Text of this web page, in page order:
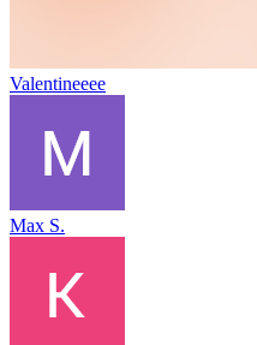
Valentineeee
Max S.